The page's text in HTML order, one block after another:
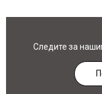
Следите за